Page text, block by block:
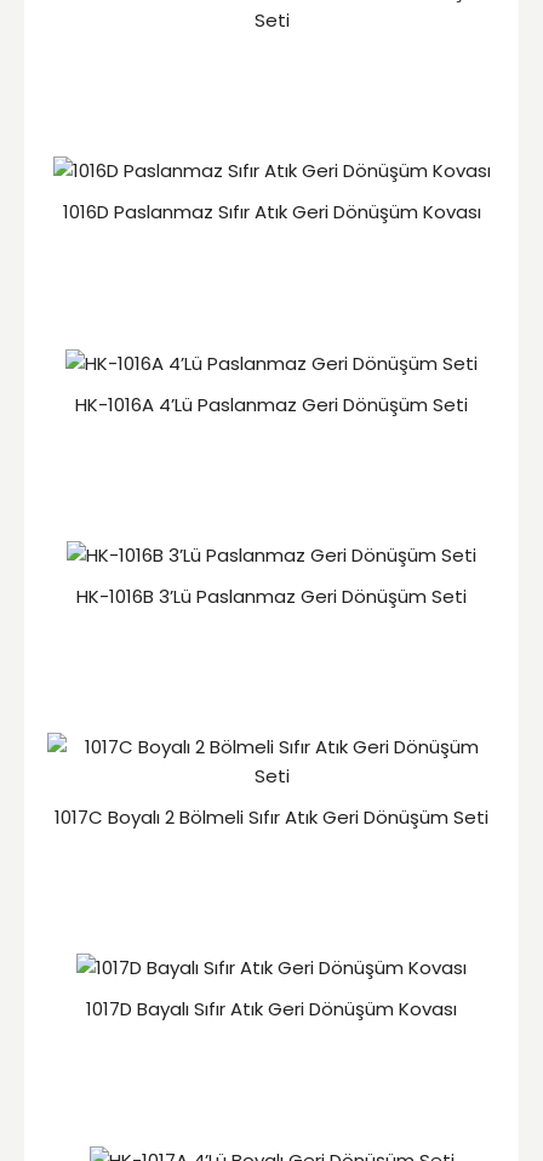
Seti
1016D Paslanmaz Sıfır Atık Geri Dönüşüm Kovası
HK-1016A 4’Lü Paslanmaz Geri Dönüşüm Seti
HK-1016B 3’Lü Paslanmaz Geri Dönüşüm Seti
1017C Boyalı 2 Bölmeli Sıfır Atık Geri Dönüşüm Seti
1017D Bayalı Sıfır Atık Geri Dönüşüm Kovası